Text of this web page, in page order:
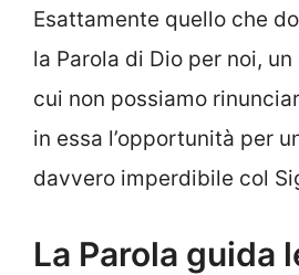
Esattamente quello che
la Parola di Dio per noi,
cui non possiamo
in essa l’opportunità per
davvero imperdibile col
La Parola guida